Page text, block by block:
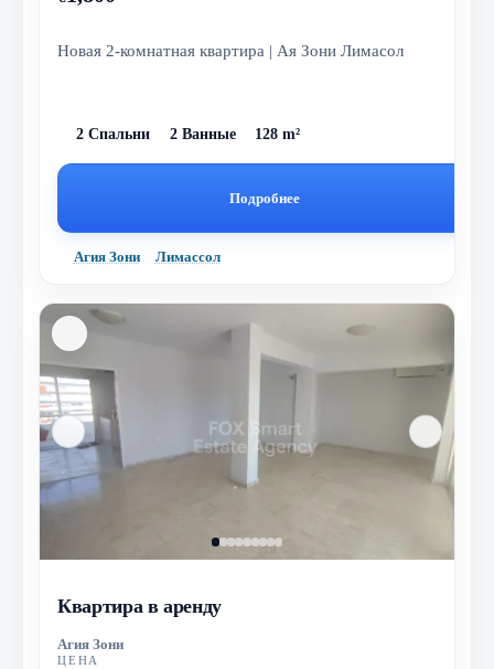
Новая 2-комнатная квартира | Ая Зони Лимасол
2 Спальни 2 Ванные 128 m²
Подробнее
Агия Зони Лимассол
Квартира в аренду
Агия Зони
ЦЕНА